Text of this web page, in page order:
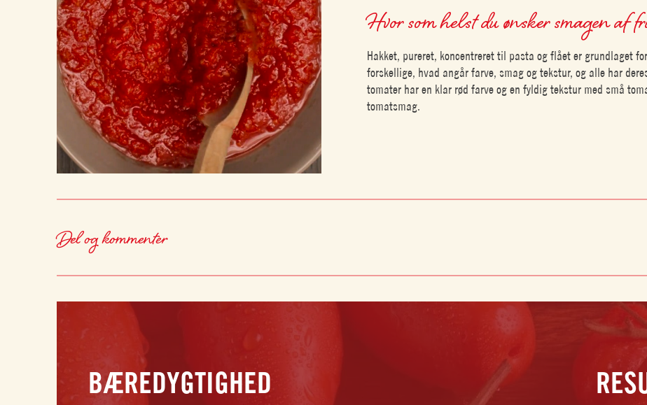
Hvor som helst du ønsker smagen af
Hakket, pureret, koncentreret til pasta og flået er grundlaget
forskellige, hvad angår farve, smag og tekstur, og alle har
tomater har en klar rød farve og en fyldig tekstur med små
tomatsmag.
Del og kommenter
BÆREDYGTIGHED